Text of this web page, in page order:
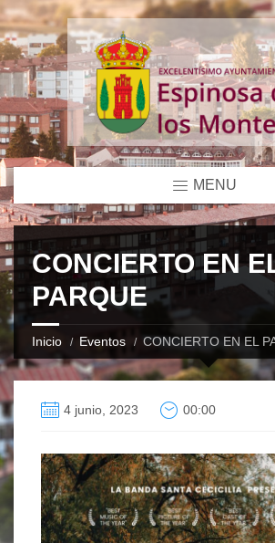
MENU
CONCIERTO EN
PARQUE
Inicio Eventos CONCIERTO EN EL
4 junio, 2023 00:00